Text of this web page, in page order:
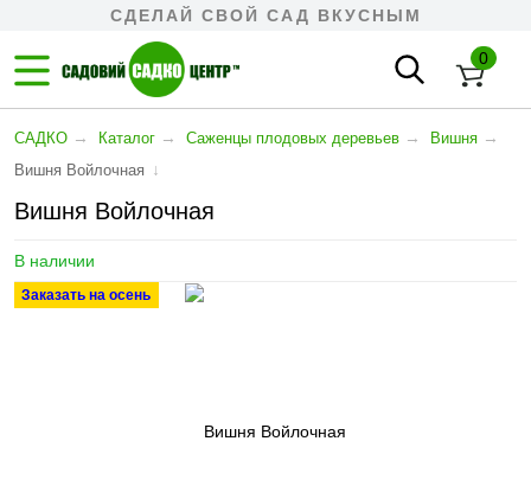
СДЕЛАЙ СВОЙ САД ВКУСНЫМ
0
САДКО → Каталог → Cаженцы плодовых деревьев → Вишня →
Вишня Войлочная ↓
Вишня Войлочная
В наличии
Заказать на осень